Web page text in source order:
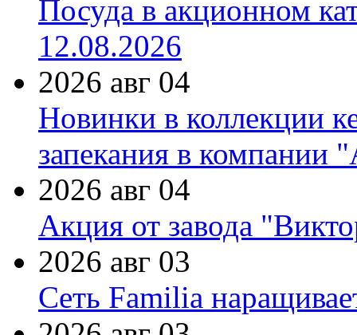
Посуда в акционном
12.08.2026
2026 авг 04
Новинки в коллекции
запекания в компании
2026 авг 04
Акция от завода
2026 авг 03
Сеть Familia